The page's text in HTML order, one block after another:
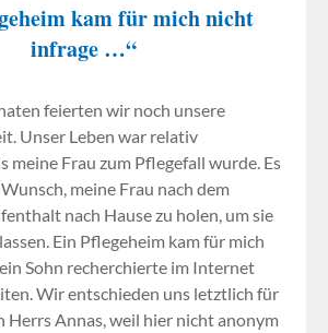
kam für mich nicht
infrage …“
feierten wir noch unsere
Unser Leben war relativ
meine Frau zum Pflegefall wurde. Es
meine Frau nach dem
nach Hause zu holen, um sie
Ein Pflegeheim kam für mich
Sohn recherchierte im Internet
Wir entschieden uns letztlich für
Herrs Annas, weil hier nicht anonym